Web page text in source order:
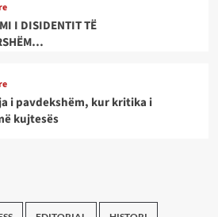
I DISIDENTIT TË
i pavdekshëm, kur kritika i
kujtesës